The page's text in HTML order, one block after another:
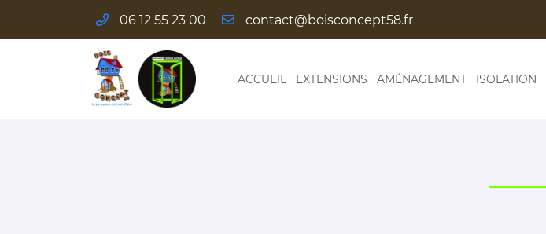
06 12 55 23 00
ACCUEIL EXTENSIONS AMÉNAGEMENT ISOLATION
06 12 55 23 00